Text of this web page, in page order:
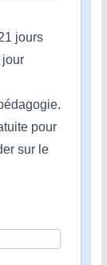
jours
jour
pour
sur le